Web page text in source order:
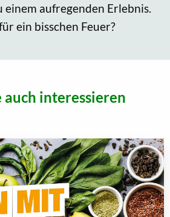
einem aufregenden Erlebnis.
ein bisschen Feuer?
auch interessieren